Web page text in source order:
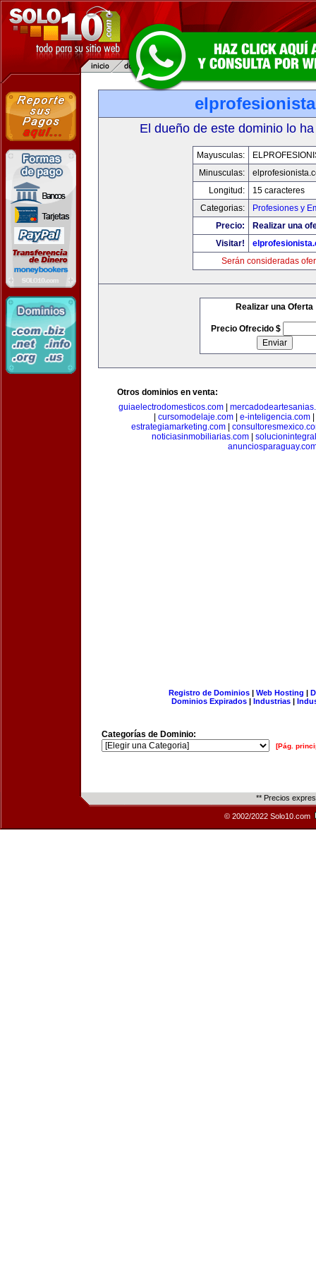
El dueño de este dominio lo
Mayusculas:
Minusculas:
Longitud:
15 caracteres
Categorias:
Profesiones y
Precio:
Realizar una
Visitar!
Serán consideradas
Realizar una Oferta
Precio Ofrecido $
Otros dominios en venta:
guiaelectrodomesticos.com
cursomodelaje.com| e-inteligencia.com|
estrategiamarketing.com|
noticiasinmobiliarias.com
Registro de Dominios| Web Hosting |
Dominios Expirados | Industrias |
Categorías de Dominio:
[Pág.
** Precios
© 2002/2022 Solo10.com